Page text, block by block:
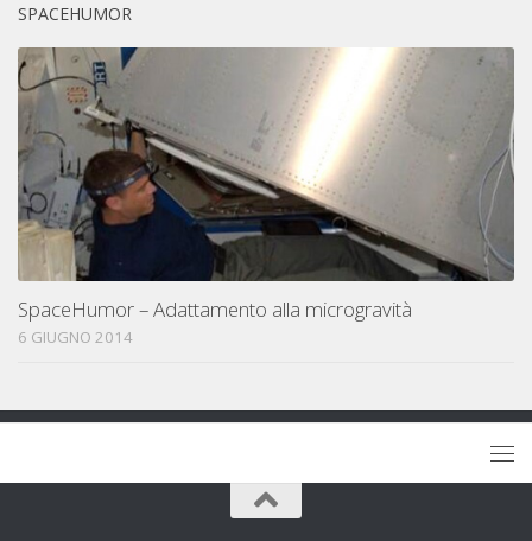
SPACEHUMOR
SpaceHumor – Adattamento alla microgravità
6 GIUGNO 2014